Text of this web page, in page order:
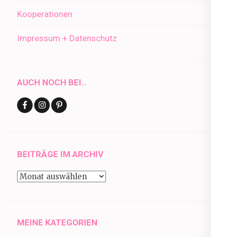
Kooperationen
Impressum + Datenschutz
AUCH NOCH BEI..
BEITRÄGE IM ARCHIV
Beiträge
MEINE KATEGORIEN